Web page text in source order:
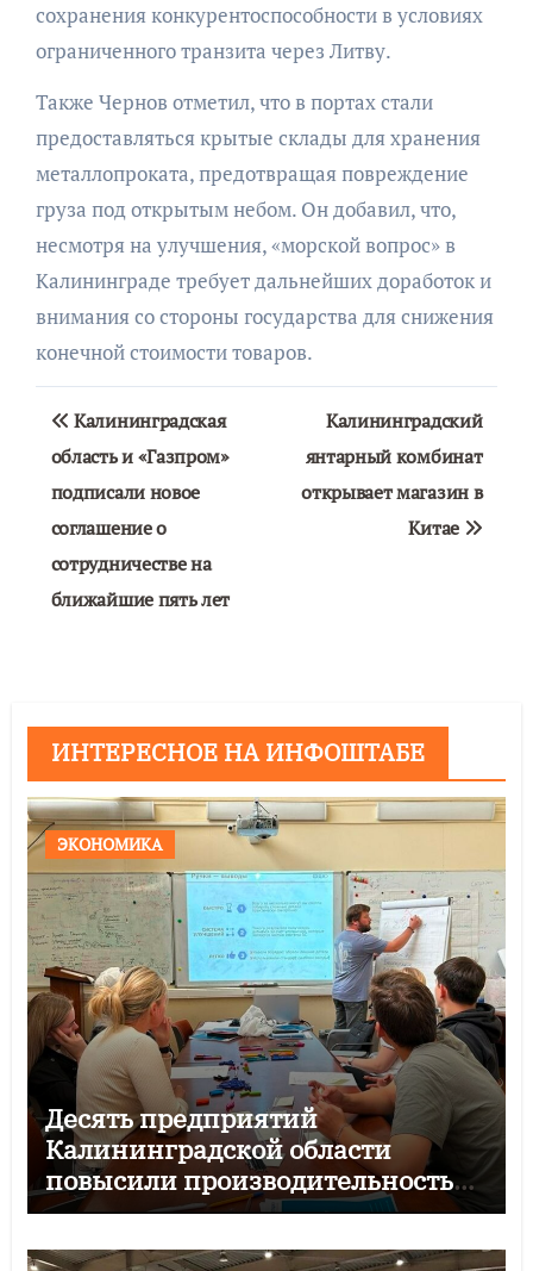
сохранения конкурентоспособности в условиях
ограниченного транзита через Литву.
Также Чернов отметил, что в портах стали
предоставляться крытые склады для хранения
металлопроката, предотвращая повреждение
груза под открытым небом. Он добавил, что,
несмотря на улучшения, «морской вопрос» в
Калининграде требует дальнейших доработок и
внимания со стороны государства для снижения
конечной стоимости товаров.
Навигация
по
записям
Калининградская
область и «Газпром»
подписали новое
соглашение о
сотрудничестве на
ближайшие пять лет
Калининградский
янтарный комбинат
открывает магазин в
Китае
ИНТЕРЕСНОЕ НА ИНФОШТАБЕ
ЭКОНОМИКА
Десять предприятий
Калининградской области
повысили производительность
по нацпроекту